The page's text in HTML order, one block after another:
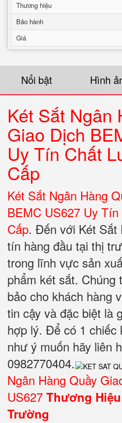
Thương hiệu
Bảo hành
Giá
Nổi bật Hình
Két Sắt Ngân
Giao Dịch
Uy Tín Chất
Cấp
Két Sắt Ngân Hàng
BEMC US627 Uy
Cấp. Đến với Két Sắt
tín hàng đầu tại thị
trong lĩnh vực sản
phẩm két sắt. Chúng
bảo cho khách hàng
tin cậy và đặc biệt là
hợp lý. Để có 1 chiếc
như ý muốn hãy liên
0982770404.
Ngân Hàng Quầy
US627 Thương
Trường